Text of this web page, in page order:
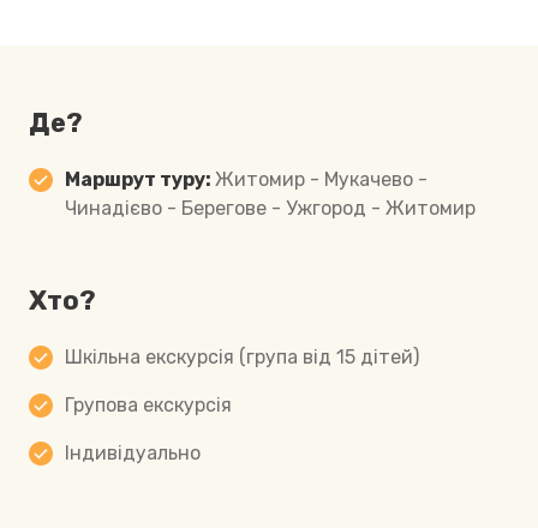
Де?
Маршрут туру: Житомир - Мукачево -
Чинадієво - Берегове - Ужгород - Житомир
Хто?
Шкільна екскурсія (група від 15 дітей)
Групова екскурсія
Індивідуально